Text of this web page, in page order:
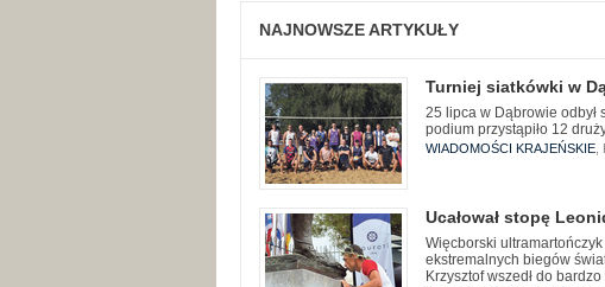
NAJNOWSZE ARTYKUŁY
Turniej siatkówki w
25 lipca w Dąbrowie odbył
podium przystąpiło 12
WIADOMOŚCI KRAJEŃSKIE
Ucałował stopę
Więcborski
ekstremalnych biegów
Krzysztof wszedł do